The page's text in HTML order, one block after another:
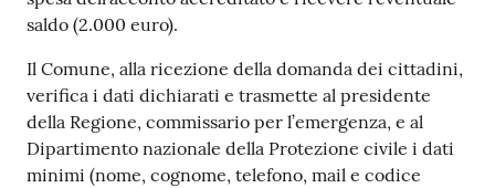
saldo (2.000 euro).
Il Comune, alla ricezione della domanda dei cittadini,
verifica i dati dichiarati e trasmette al presidente
della Regione, commissario per l’emergenza, e al
Dipartimento nazionale della Protezione civile i dati
minimi (nome, cognome, telefono, mail e codice